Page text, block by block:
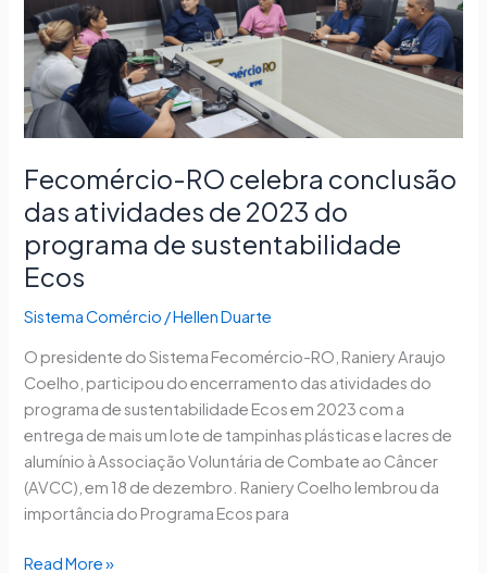
Fecomércio-RO celebra conclusão
das atividades de 2023 do
programa de sustentabilidade
Ecos
Sistema Comércio /Hellen Duarte
O presidente do Sistema Fecomércio-RO, Raniery Araujo
Coelho, participou do encerramento das atividades do
programa de sustentabilidade Ecos em 2023 com a
entrega de mais um lote de tampinhas plásticas e lacres de
alumínio à Associação Voluntária de Combate ao Câncer
(AVCC), em 18 de dezembro. Raniery Coelho lembrou da
importância do Programa Ecos para
conclusão
das
atividades
de
2023
do
programa
sustentabilidade
Ecos
Read More »